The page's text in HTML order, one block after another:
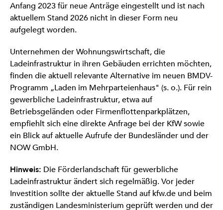
Anfang 2023 für neue Anträge eingestellt und ist nach
aktuellem Stand 2026 nicht in dieser Form neu
aufgelegt worden.
Unternehmen der Wohnungswirtschaft, die
Ladeinfrastruktur in ihren Gebäuden errichten möchten,
finden die aktuell relevante Alternative im neuen BMDV-
Programm „Laden im Mehrparteienhaus" (s. o.). Für rein
gewerbliche Ladeinfrastruktur, etwa auf
Betriebsgeländen oder Firmenflottenparkplätzen,
empfiehlt sich eine direkte Anfrage bei der KfW sowie
ein Blick auf aktuelle Aufrufe der Bundesländer und der
NOW GmbH.
Hinweis: Die Förderlandschaft für gewerbliche
Ladeinfrastruktur ändert sich regelmäßig. Vor jeder
Investition sollte der aktuelle Stand auf kfw.de und beim
zuständigen Landesministerium geprüft werden und der